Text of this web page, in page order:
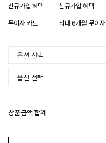
신규가입 혜택 신규가입 혜택
무이자 카드 최대 6개월 무이자
상품금액 합계